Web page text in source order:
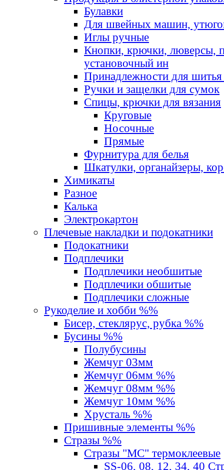
Булавки
Для швейных машин,
Иглы ручные
Кнопки, крючки, люверсы,
установочный ин
Принадлежности для шитья
Ручки и защелки для сумок
Спицы, крючки для вязания
Круговые
Носочные
Прямые
Фурнитура для белья
Шкатулки, органайзеры,
Химикаты
Разное
Калька
Электрокартон
Плечевые накладки и подокатники
Подокатники
Подплечики
Подплечики необшитые
Подплечики обшитые
Подплечики сложные
Рукоделие и хобби %%
Бисер, стеклярус, рубка %%
Бусины %%
Полубусины
Жемчуг 03мм
Жемчуг 06мм %%
Жемчуг 08мм %%
Жемчуг 10мм %%
Хрусталь %%
Пришивные элементы %%
Стразы %%
Стразы "MС" термоклеевые
SS-06, 08, 12, 34, 40